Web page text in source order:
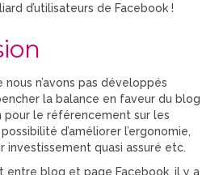
d’utilisateurs de Facebook !
nous n’avons pas développés
la balance en faveur du blog
pour le référencement sur les
d’améliorer l’ergonomie,
investissement quasi assuré etc.
entre blog et page Facebook, il y a